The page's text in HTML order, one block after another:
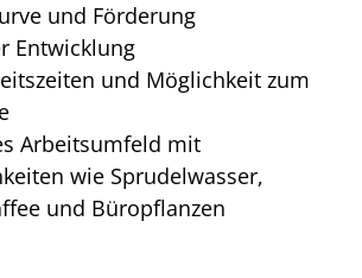
und Förderung
Entwicklung
und Möglichkeit zum
Arbeitsumfeld mit
wie Sprudelwasser,
und Büropflanzen